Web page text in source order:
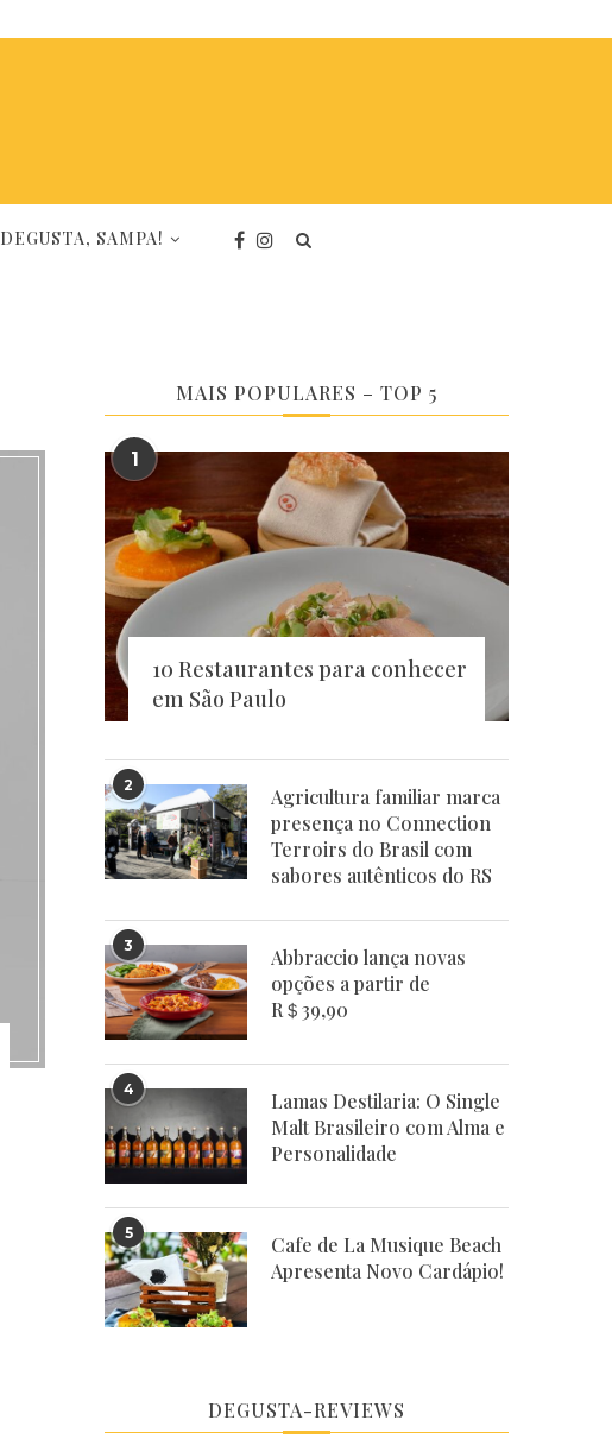
DEGUSTA, SAMPA!
MAIS POPULARES – TOP 5
1
10 Restaurantes para conhecer
em São Paulo
2
Agricultura familiar marca
presença no Connection
Terroirs do Brasil com
sabores autênticos do RS
3
Abbraccio lança novas
opções a partir de
R＄39,90
4
Lamas Destilaria: O Single
Malt Brasileiro com Alma e
Personalidade
5
Cafe de La Musique Beach
Apresenta Novo Cardápio!
DEGUSTA-REVIEWS